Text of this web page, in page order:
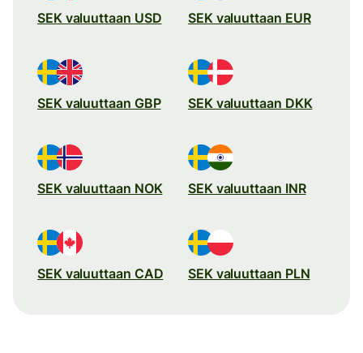
SEK valuuttaan USD SEK valuuttaan EUR
SEK valuuttaan GBP SEK valuuttaan DKK
SEK valuuttaan NOK SEK valuuttaan INR
SEK valuuttaan CAD SEK valuuttaan PLN